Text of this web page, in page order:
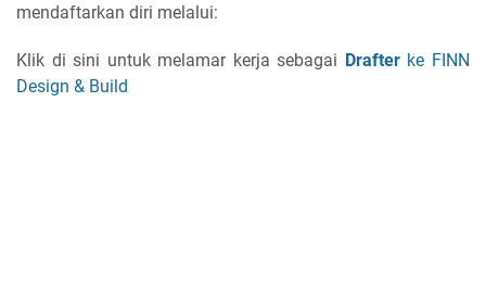
mendaftarkan diri melalui:
Klik di sini untuk melamar kerja sebagai Drafterke FINN
Design & Build